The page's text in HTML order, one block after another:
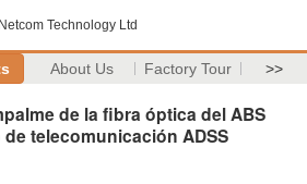
Technology Ltd
About Us Factory Tour >>
de la fibra óptica del ABS
telecomunicación ADSS